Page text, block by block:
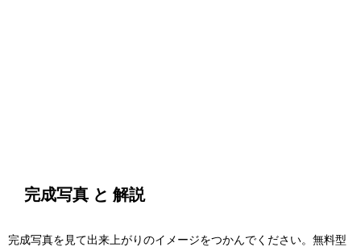
完成写真 と 解説
完成写真を見て出来上がりのイメージをつかんでください。無料型